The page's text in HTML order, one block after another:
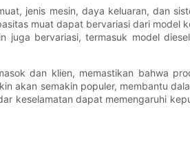
jenis mesin, daya keluaran, dan
muat dapat bervariasi dari model
bervariasi, termasuk model
dan klien, memastikan bahwa
akan semakin populer, membantu
keselamatan dapat memengaruhi